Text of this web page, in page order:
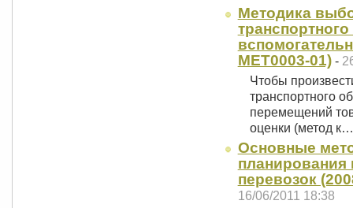
Методика
MET0003-01)-
Чтобы
транспортного
перемещений
оценки (метод к…
Основные
перевозок
16/06/2011 18:38